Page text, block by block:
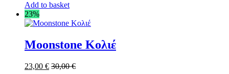
Add to basket
23%
Moonstone Κολιέ
23,00 € 30,00€